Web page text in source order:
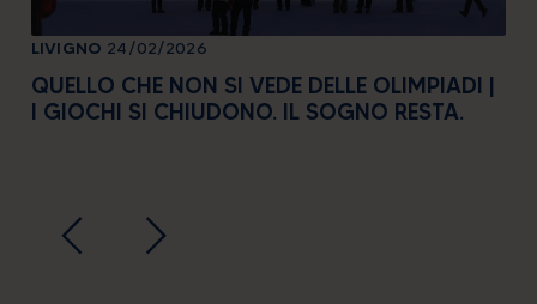
LIVIGNO 24/02/2026
QUELLO CHE NON SI VEDE DELLE OLIMPIADI |
I GIOCHI SI CHIUDONO. IL SOGNO RESTA.